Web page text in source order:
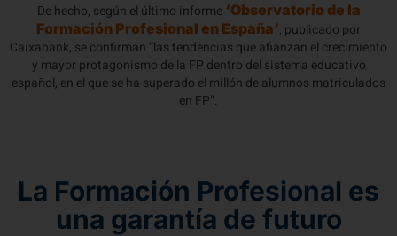
De hecho, según el último informe ‘Observatorio de la
Formación Profesional en España’, publicado por
Caixabank, se confirman “las tendencias que afianzan el crecimiento
y mayor protagonismo de la FP dentro del sistema educativo
español, en el que se ha superado el millón de alumnos matriculados
en FP”.
La Formación Profesional es
una garantía de futuro